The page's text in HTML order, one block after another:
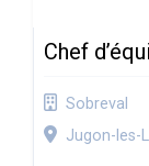
Chef
Sobreval
Jugon-les-